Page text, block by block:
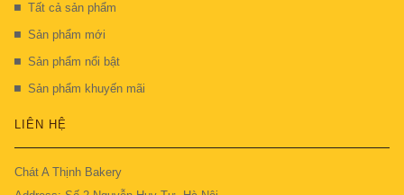
Tất cả sản phẩm
Sản phẩm mới
Sản phẩm nổi bật
Sản phẩm khuyến mãi
LIÊN HỆ
Chát A Thịnh Bakery